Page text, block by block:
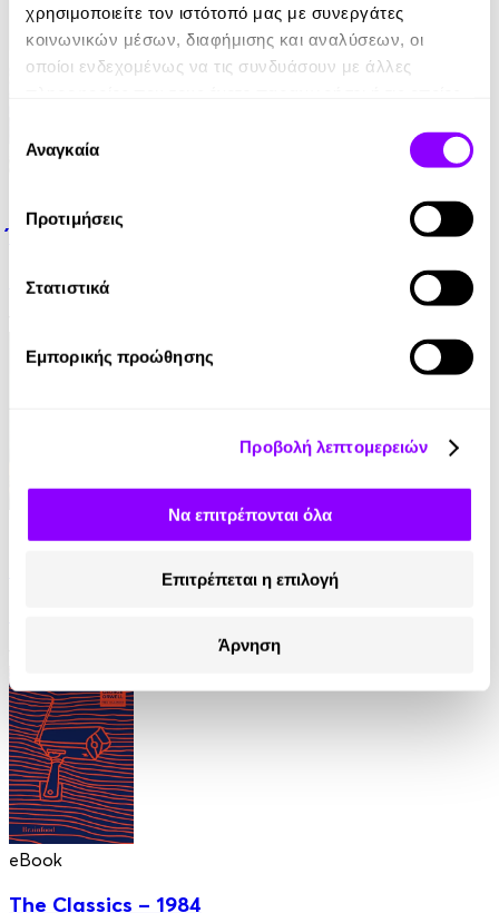
χρησιμοποιείτε τον ιστότοπό μας με συνεργάτες
κοινωνικών μέσων, διαφήμισης και αναλύσεων, οι
οποίοι ενδεχομένως να τις συνδυάσουν με άλλες
των υπηρεσιών τους.
συγκατάθεσης
Αναγκαία
Προτιμήσεις
Στατιστικά
Εμπορικής προώθησης
Προβολή λεπτομερειών
Να επιτρέπονται όλα
Επιτρέπεται η επιλογή
Άρνηση
Έμμα
Jane Austen
eBook
The Classics – 1984